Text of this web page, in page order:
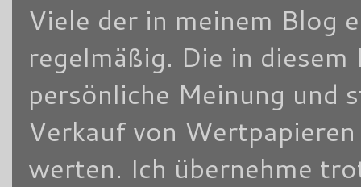
Viele der in meinem Blog
regelmäßig. Die in
persönliche Meinung und
Verkauf von
werten. Ich übernehme